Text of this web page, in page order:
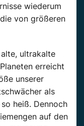
wiederum
von größeren
ultrakalte
Planeten erreicht
unserer
als
heiß. Dennoch
auf den